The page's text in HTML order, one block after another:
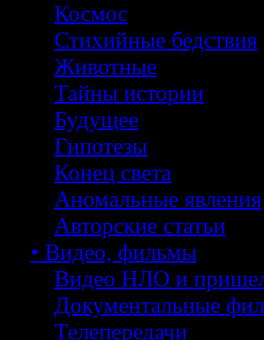
Космос
Стихийные бедствия
Животные
Тайны истории
Будущее
Гипотезы
Конец света
Аномальные явления
Авторские статьи
• Видео, фильмы
Видео НЛО и
Документальные
Телепередачи